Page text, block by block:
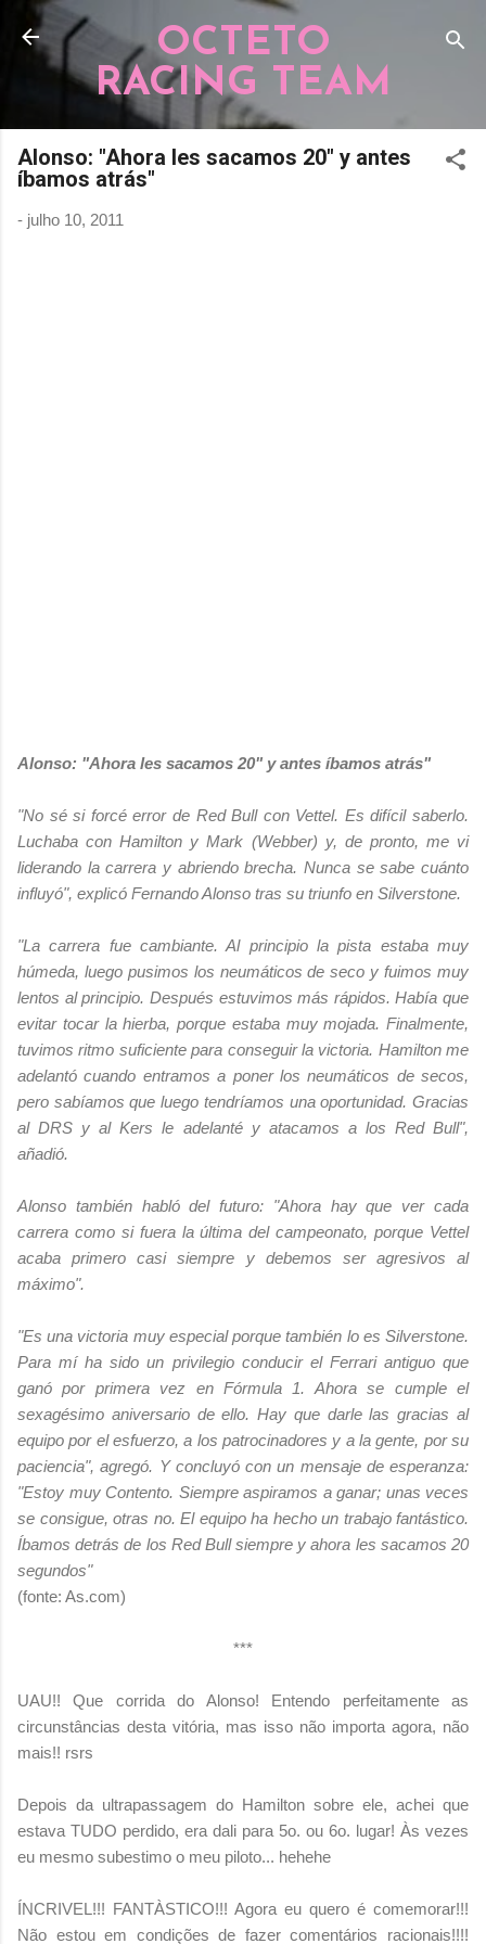
Pular para o conteúdo principal
OCTETO
RACING TEAM
Alonso: "Ahora les sacamos 20" y antes
íbamos atrás"
- julho 10, 2011
Alonso: "Ahora les sacamos 20" y antes íbamos atrás"
"No sé si forcé error de Red Bull con Vettel. Es difícil saberlo.
Luchaba con Hamilton y Mark (Webber) y, de pronto, me vi
liderando la carrera y abriendo brecha. Nunca se sabe cuánto
influyó", explicó Fernando Alonso tras su triunfo en Silverstone.
"La carrera fue cambiante. Al principio la pista estaba muy
húmeda, luego pusimos los neumáticos de seco y fuimos muy
lentos al principio. Después estuvimos más rápidos. Había que
evitar tocar la hierba, porque estaba muy mojada. Finalmente,
tuvimos ritmo suficiente para conseguir la victoria. Hamilton me
adelantó cuando entramos a poner los neumáticos de secos,
pero sabíamos que luego tendríamos una oportunidad. Gracias
al DRS y al Kers le adelanté y atacamos a los Red Bull",
añadió.
Alonso también habló del futuro: "Ahora hay que ver cada
carrera como si fuera la última del campeonato, porque Vettel
acaba primero casi siempre y debemos ser agresivos al
máximo".
"Es una victoria muy especial porque también lo es Silverstone.
Para mí ha sido un privilegio conducir el Ferrari antiguo que
ganó por primera vez en Fórmula 1. Ahora se cumple el
sexagésimo aniversario de ello. Hay que darle las gracias al
equipo por el esfuerzo, a los patrocinadores y a la gente, por su
paciencia", agregó. Y concluyó con un mensaje de esperanza:
"Estoy muy Contento. Siempre aspiramos a ganar; unas veces
se consigue, otras no. El equipo ha hecho un trabajo fantástico.
Íbamos detrás de los Red Bull siempre y ahora les sacamos 20
segundos"
(fonte: As.com)
***
UAU!! Que corrida do Alonso! Entendo perfeitamente as
circunstâncias desta vitória, mas isso não importa agora, não
mais!! rsrs
Depois da ultrapassagem do Hamilton sobre ele, achei que
estava TUDO perdido, era dali para 5o. ou 6o. lugar! Às vezes
eu mesmo subestimo o meu piloto... hehehe
ÍNCRIVEL!!! FANTÀSTICO!!! Agora eu quero é comemorar!!!
Não estou em condições de fazer comentários racionais!!!!